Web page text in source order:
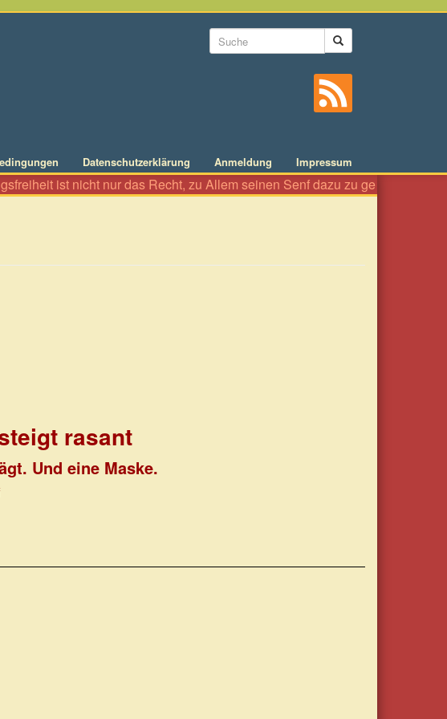
Suchformular
Datenschutzerklärung Anmeldung Impressum
ist nicht nur das Recht, zu Allem seinen Senf dazu zu geben wie an
rasant
Und eine Maske.